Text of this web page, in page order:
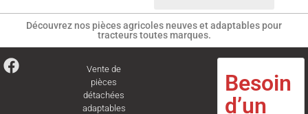
Découvrez nos pièces agricoles neuves et adaptables pour
tracteurs toutes marques.
Vente de
pièces
détachées
adaptables
Besoin
d’un